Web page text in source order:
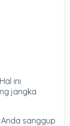
ini
jangka
Anda sanggup